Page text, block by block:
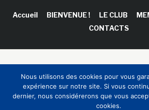
Accueil BIENVENUE ! LE CLUB
CONTACTS
Sinapses Conseils
Nous utilisons des cookies pour vous
expérience sur notre site. Si vous
dernier, nous considérerons que vous
cookies.